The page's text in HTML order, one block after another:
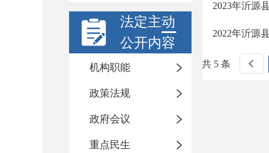
法定主动
公开内容
机构职能
政策法规
政府会议
重点民生
2023年沂源
2022年沂源
共 5 条